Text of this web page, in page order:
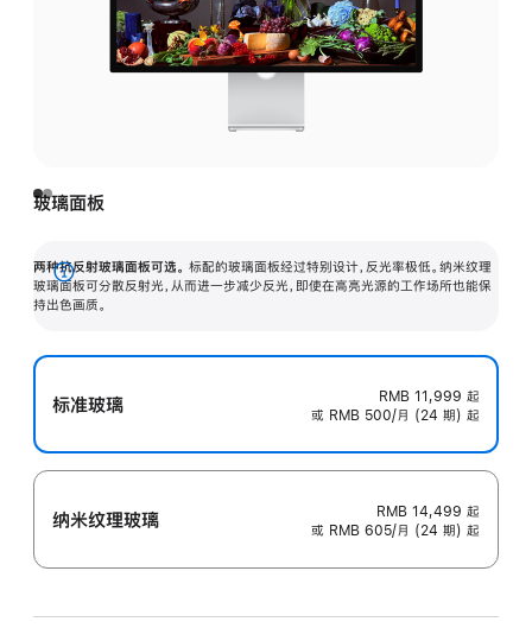
玻璃面板
两种抗反射玻璃面板可选。 标配的玻璃面板经过特别设计，反光率极低。纳米纹理
玻璃面板可分散反射光，从而进一步减少反光，即使在高亮光源的工作场所也能保
持出色画质。
展
开
标准玻璃 RMB 11,999 起
或 RMB 500/月 (24 期) 起
纳米纹理玻璃 RMB 14,499 起
或 RMB 605/月 (24 期) 起